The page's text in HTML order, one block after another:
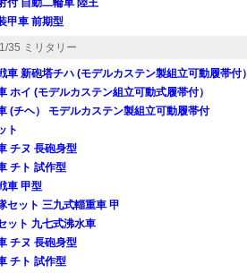
付 自動二輪車 陸王
甲車 前期型
1/35 ミリタリー
車 新砲塔チハ (モデルカステン製組立可動履帯付）
ホイ (モデルカステン組立可動式履帯付）
(チヘ） モデルカステン製組立可動履帯付
ト
チヌ 長砲身型
チト 試作型
車 甲型
セット 三九式輜重車 甲
ット 九七式沸水車
チヌ 長砲身型
チト 試作型